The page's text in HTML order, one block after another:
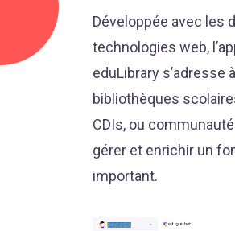
Développée avec les
technologies web,
eduLibrary s’adresse
bibliothèques
CDIs, ou
gérer et enrichir un
important.